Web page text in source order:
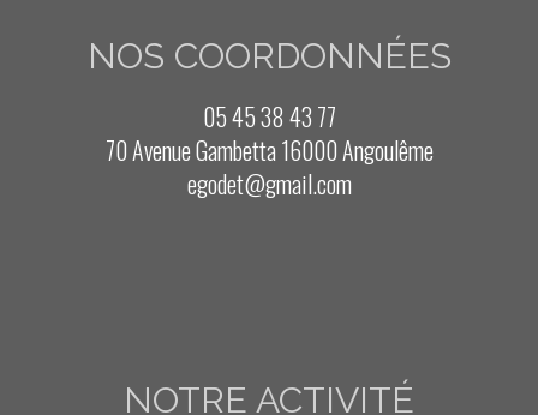
NOS COORDONNÉES
05 45 38 43 77
70 Avenue Gambetta 16000 Angoulême
egodet@gmail.com
NOTRE ACTIVITÉ